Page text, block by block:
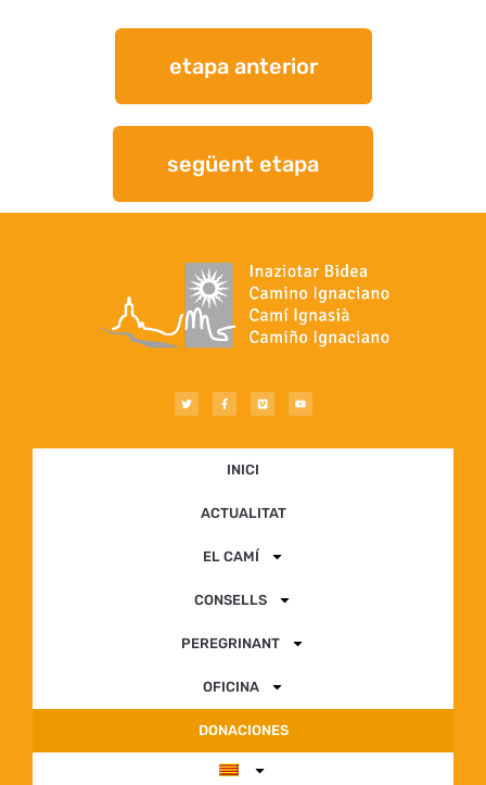
etapa anterior
següent etapa
INICI
ACTUALITAT
EL CAMÍ
CONSELLS
PEREGRINANT
OFICINA
DONACIONES